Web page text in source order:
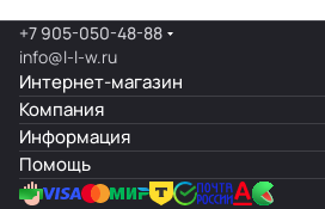
+7 905-050-48-88
info@l-l-w.ru
Интернет-магазин
Компания
Информация
Помощь